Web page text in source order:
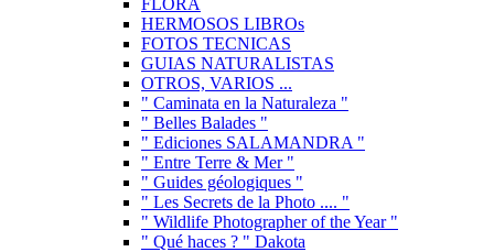
FLORA
HERMOSOS LIBROs
FOTOS TECNICAS
GUIAS NATURALISTAS
OTROS, VARIOS ...
" Caminata en la Naturaleza "
" Belles Balades "
" Ediciones SALAMANDRA "
" Entre Terre & Mer "
" Guides géologiques "
" Les Secrets de la Photo .... "
" Wildlife Photographer of the Year "
" Qué haces ? " Dakota